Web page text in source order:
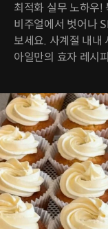
최적화 실무 노하우!
비주얼에서 벗어나
보세요. 사계절 내내
아일만의 효자 레시